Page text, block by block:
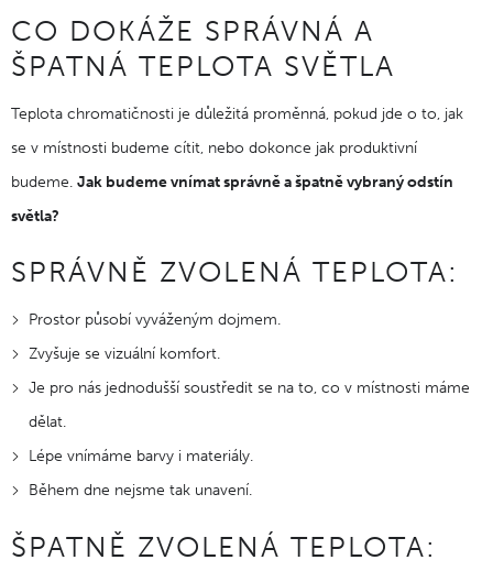
CO DOKÁŽE SPRÁVNÁ A
ŠPATNÁ TEPLOTA SVĚTLA
Teplota chromatičnosti je důležitá proměnná, pokud jde o to, jak
se v místnosti budeme cítit, nebo dokonce jak produktivní
budeme. Jak budeme vnímat správně a špatně vybraný odstín
světla?
SPRÁVNĚ ZVOLENÁ TEPLOTA:
Prostor působí vyváženým dojmem.
Zvyšuje se vizuální komfort.
Je pro nás jednodušší soustředit se na to, co v místnosti máme
dělat.
Lépe vnímáme barvy i materiály.
Během dne nejsme tak unavení.
ŠPATNĚ ZVOLENÁ TEPLOTA: